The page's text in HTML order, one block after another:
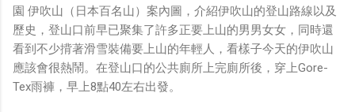
園 伊吹山（日本百名山）案內圖，介紹伊吹山的登山路線以及
歷史，登山口前早已聚集了許多正要上山的男男女女，同時還
看到不少揹著滑雪裝備要上山的年輕人，看樣子今天的伊吹山
應該會很熱鬧。在登山口的公共廁所上完廁所後，穿上Gore-
Tex雨褲，早上8點40左右出發。